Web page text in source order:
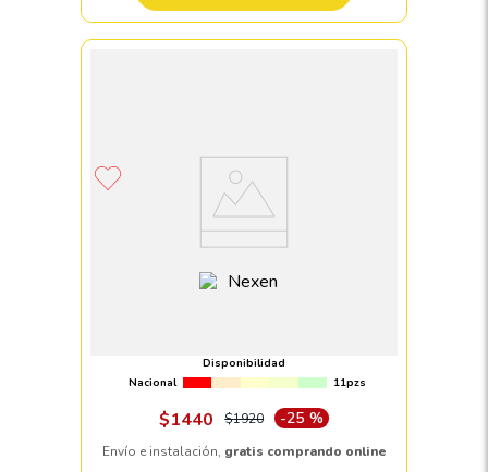
Disponibilidad
Nacional
11pzs
$1440 $1920 -25 %
Envío e instalación, gratis comprando online